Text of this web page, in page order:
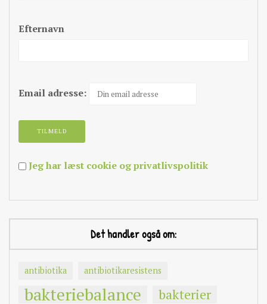
Efternavn
Email adresse:
Jeg har læst cookie og privatlivspolitik
Det handler også om:
antibiotika antibiotikaresistens
bakteriebalance bakterier